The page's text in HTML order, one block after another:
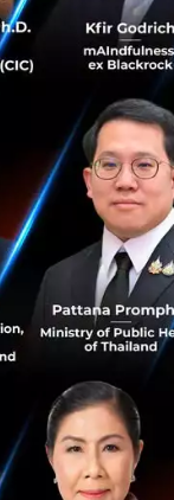
วยการสแกนเส้น
าแสดงในงานดังก
Palm Vein เมื่อ
หรือ การส
นยันตัวตนที่มีการ
นอัตโนมัติด้วยตัว
พียงลูกค้าสแกนฝ่
ทนการใช้บัตรเคร